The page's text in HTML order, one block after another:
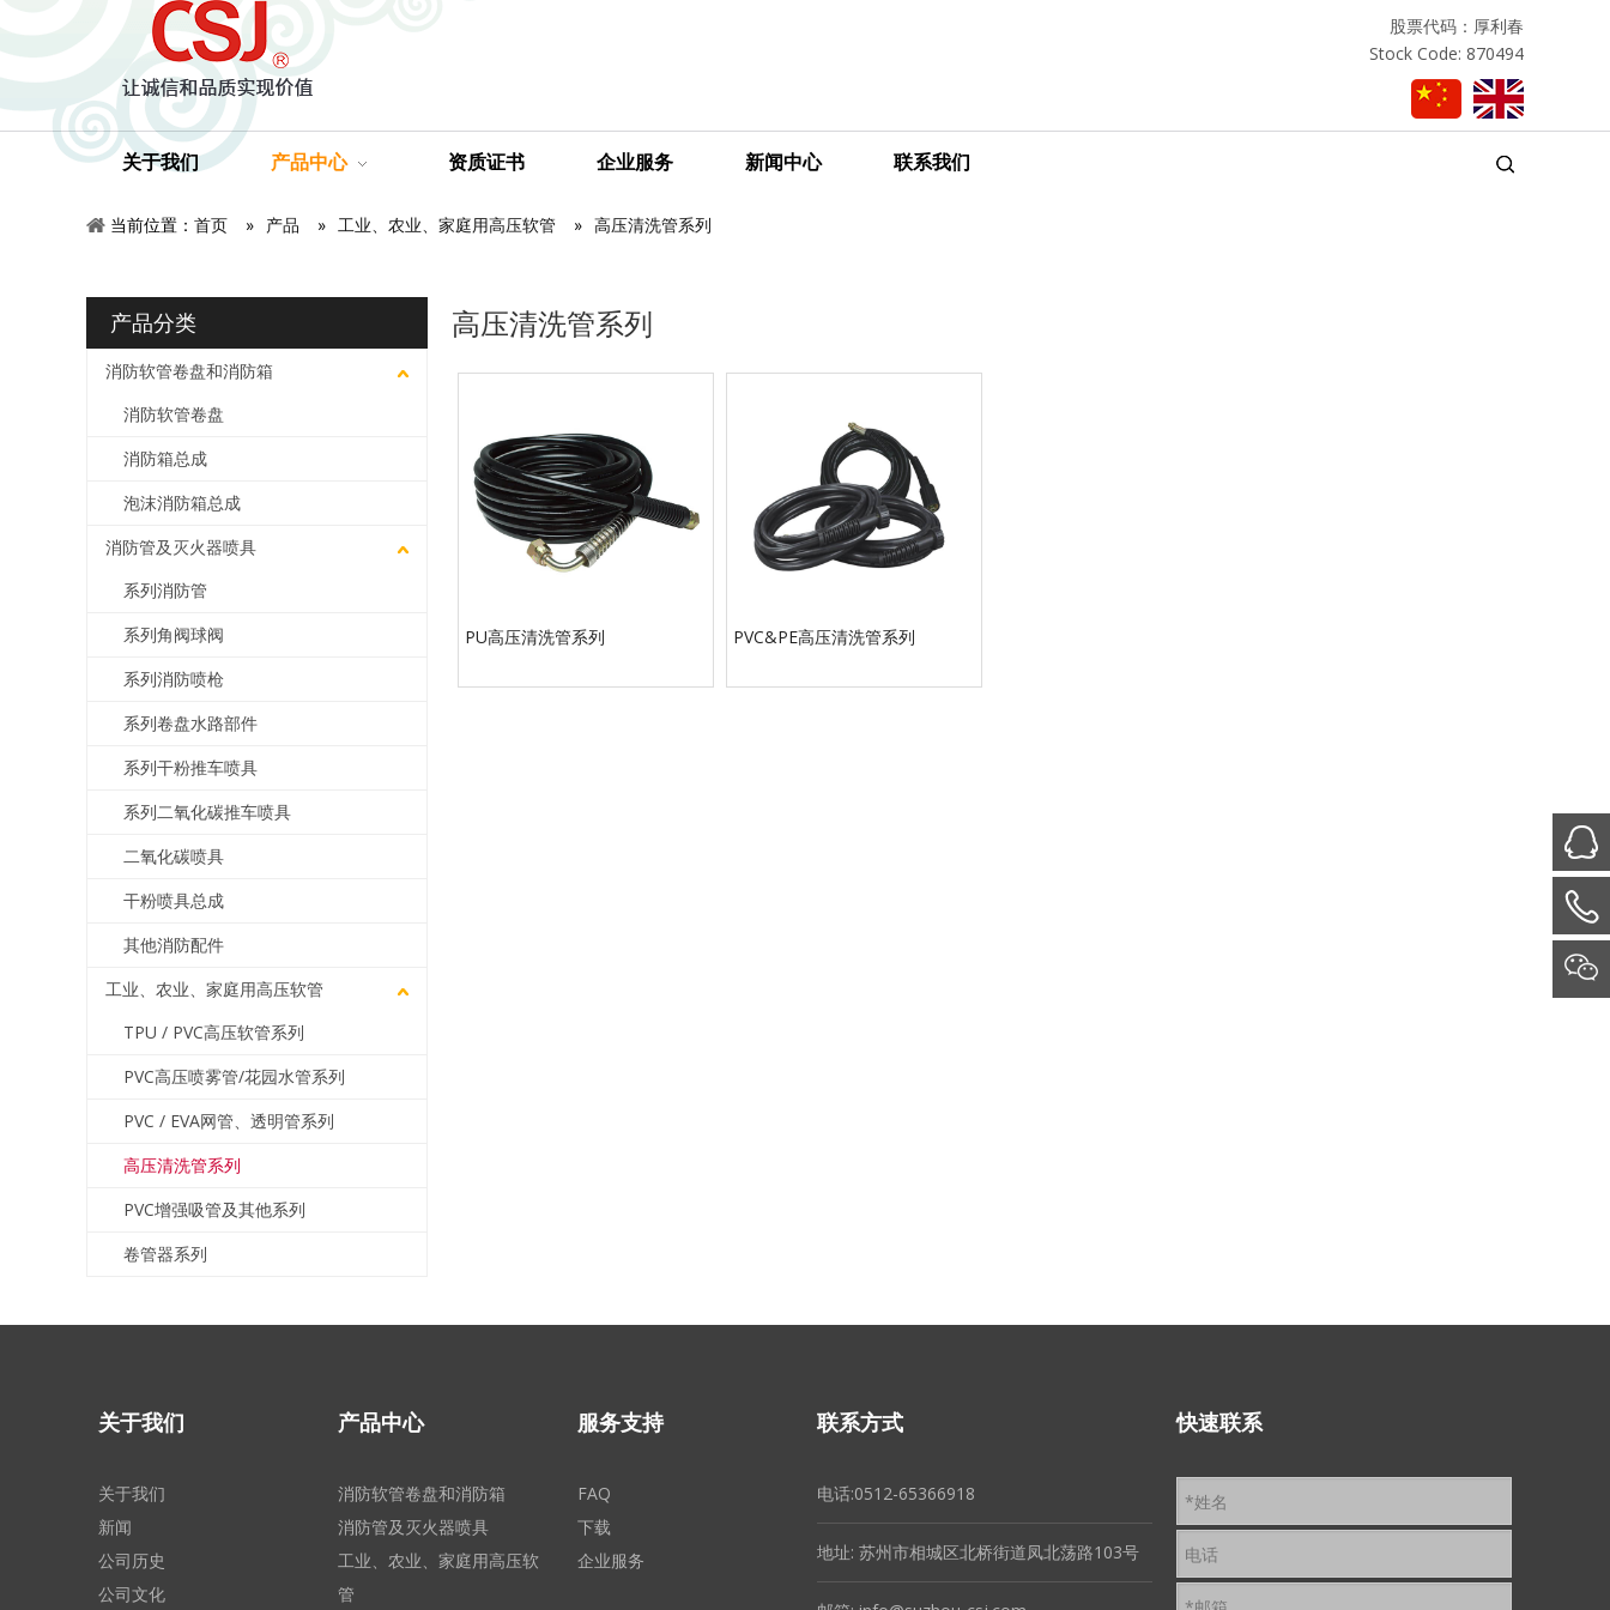
股票代码：厚利春
Stock Code: 870494
关于我们 产品中心 资质证书 企业服务 新闻中心 联系我们
当前位置： 首页 » 产品 » 工业、农业、家庭用高压软管 » 高压清洗管系列
产品分类
消防软管卷盘和消防箱
消防软管卷盘
消防箱总成
泡沫消防箱总成
消防管及灭火器喷具
系列消防管
系列角阀球阀
系列消防喷枪
系列卷盘水路部件
系列干粉推车喷具
系列二氧化碳推车喷具
二氧化碳喷具
干粉喷具总成
其他消防配件
工业、农业、家庭用高压软管
TPU / PVC高压软管系列
PVC高压喷雾管/花园水管系列
PVC / EVA网管、透明管系列
高压清洗管系列
PVC增强吸管及其他系列
卷管器系列
高压清洗管系列
PU高压清洗管系列 PVC&PE高压清洗管系列
关于我们
关于我们
新闻
公司历史
公司文化
产品中心
消防软管卷盘和消防箱
消防管及灭火器喷具
工业、农业、家庭用高压软
管
服务支持
FAQ
下载
企业服务
联系方式
电话:0512-65366918
地址: 苏州市相城区北桥街道凤北荡路103号
快速联系